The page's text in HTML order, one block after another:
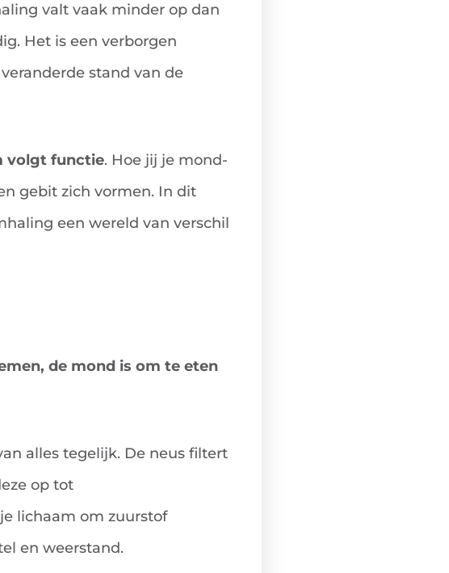
valt vaak minder op dan
Het is een verborgen
stand van de
volgt functie. Hoe jij je mond-
gebit zich vormen. In dit
een wereld van verschil
de mond is om te eten
alles tegelijk. De neus filtert
op tot
lichaam om zuurstof
en weerstand.